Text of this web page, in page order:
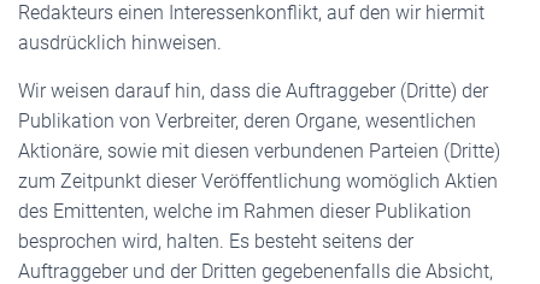
Redakteurs einen Interessenkonflikt, auf den wir hiermit
ausdrücklich hinweisen.
Wir weisen darauf hin, dass die Auftraggeber (Dritte) der
Publikation von Verbreiter, deren Organe, wesentlichen
Aktionäre, sowie mit diesen verbundenen Parteien (Dritte)
zum Zeitpunkt dieser Veröffentlichung womöglich Aktien
des Emittenten, welche im Rahmen dieser Publikation
besprochen wird, halten. Es besteht seitens der
Auftraggeber und der Dritten gegebenenfalls die Absicht,